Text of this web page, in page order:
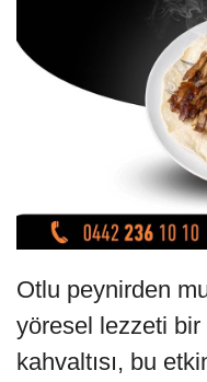
Otlu peynirden
yöresel lezzeti
kahvaltısı, bu